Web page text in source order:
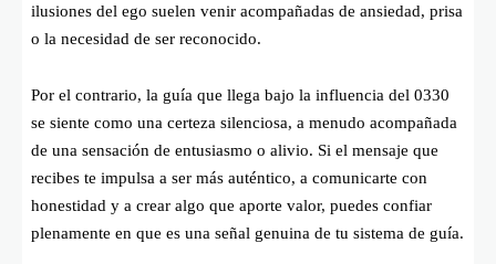
ilusiones del ego suelen venir acompañadas de ansiedad, prisa
o la necesidad de ser reconocido.
Por el contrario, la guía que llega bajo la influencia del 0330
se siente como una certeza silenciosa, a menudo acompañada
de una sensación de entusiasmo o alivio. Si el mensaje que
recibes te impulsa a ser más auténtico, a comunicarte con
honestidad y a crear algo que aporte valor, puedes confiar
plenamente en que es una señal genuina de tu sistema de guía.